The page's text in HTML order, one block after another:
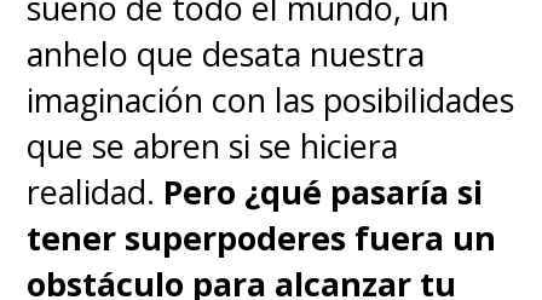
inmortalidad. Cuando una nave
de Weyland-Yutani choca con
Prodigy City, Wendy y los demás
híbridos encuentran misteriosas
formas de vida más aterradoras
de lo que cualquiera podría
anhelo que desata nuestra
imaginación con las posibilidades
que se abren si se hiciera
realidad. Pero ¿qué pasaría si
tener superpoderes fuera un
obstáculo para alcanzar tu